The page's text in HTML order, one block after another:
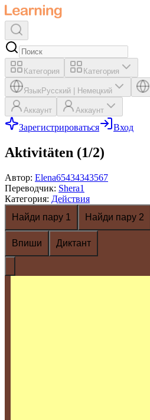
Категория Категория
ЯзыкРусский Немецкий
Аккаунт Аккаунт
Зарегистрироваться Вход
Aktivitäten (1/2)
Автор: Elena65434343567
Переводчик: Shera1
Категория: Действия
Найди пару 1
Найди пару 2
Впиши Диктант